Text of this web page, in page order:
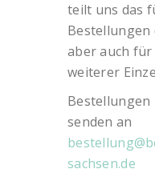
teilt uns das
Bestellungen
aber auch
weiterer
Bestellungen
senden an
sachsen.de